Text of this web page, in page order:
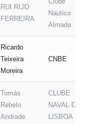
RUI RIJO
FERREIRA
Nautico
Almada
Ricardo
Teixeira
Moreira
CNBE
Tomás
Rebelo
Andrade
CLUBE
NAVAL DE
LISBOA